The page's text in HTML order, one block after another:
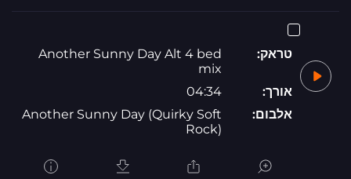
טראק:
Another Sunny Day Alt 4 bed
mix
אורך:
04:34
אלבום:
Another Sunny Day (Quirky Soft
Rock)